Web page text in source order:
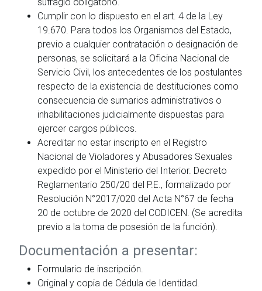
sufragio obligatorio.
Cumplir con lo dispuesto en el art. 4 de la Ley
19.670. Para todos los Organismos del Estado,
previo a cualquier contratación o designación de
personas, se solicitará a la Oficina Nacional de
Servicio Civil, los antecedentes de los postulantes
respecto de la existencia de destituciones como
consecuencia de sumarios administrativos o
inhabilitaciones judicialmente dispuestas para
ejercer cargos públicos.
Acreditar no estar inscripto en el Registro
Nacional de Violadores y Abusadores Sexuales
expedido por el Ministerio del Interior. Decreto
Reglamentario 250/20 del P.E., formalizado por
Resolución N°2017/020 del Acta N°67 de fecha
20 de octubre de 2020 del CODICEN. (Se acredita
previo a la toma de posesión de la función).
Documentación a presentar:
Formulario de inscripción.
Original y copia de Cédula de Identidad.